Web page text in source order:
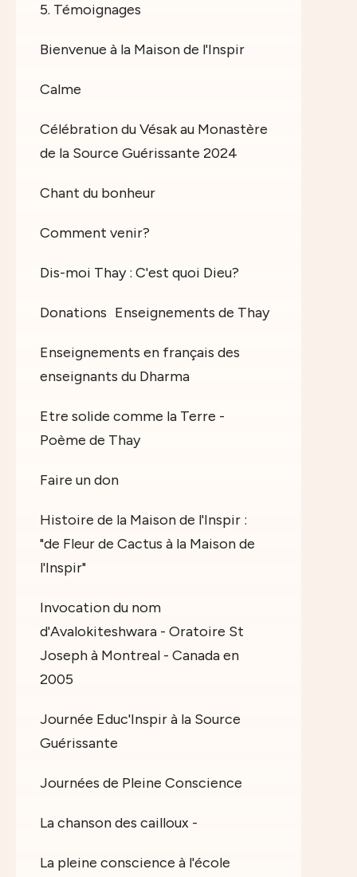
5. Témoignages
Bienvenue à la Maison de l'Inspir
Calme
Célébration du Vésak au Monastère
de la Source Guérissante 2024
Chant du bonheur
Comment venir?
Dis-moi Thay : C'est quoi Dieu?
Donations Enseignements de Thay
Enseignements en français des
enseignants du Dharma
Etre solide comme la Terre -
Poème de Thay
Faire un don
Histoire de la Maison de l'Inspir :
"de Fleur de Cactus à la Maison de
l'Inspir"
Invocation du nom
d'Avalokiteshwara - Oratoire St
Joseph à Montreal - Canada en
2005
Journée Educ'Inspir à la Source
Guérissante
Journées de Pleine Conscience
La chanson des cailloux -
La pleine conscience à l'école